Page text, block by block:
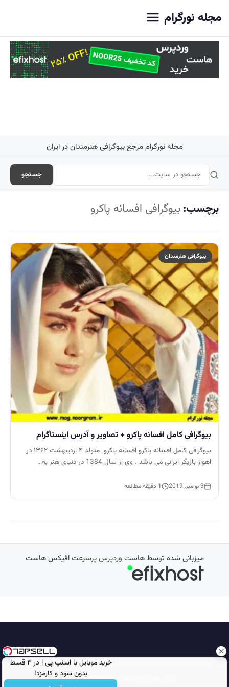
خرید موبایل با اسنپ پی | در ۴ قسط
بدون سود و کارمزد!
مجله نورگرام
مجله نورگرام مرجع بیوگرافی هنرمندان در ایران
جستجو
برچسب: بیوگرافی افسانه پاکرو
بیوگرافی هنرمندان
بیوگرافی کامل افسانه پاکرو + تصاویر و آدرس اینستاگرام
بیوگرافی کامل افسانه پاکرو افسانه پاکرو متولد ۴ اردیبهشت ۱۳۶۲ در
اهواز بازیگر ایرانی می باشد . وی از سال 1384 در دنیای هنر به…
3 نوامبر, 2019 1 دقیقه مطالعه
میزبانی شده توسطهاست وردپرس پرسرعتافیکس هاست
تمامی حقوق محفوظ است © 2026 مجله نورگرام